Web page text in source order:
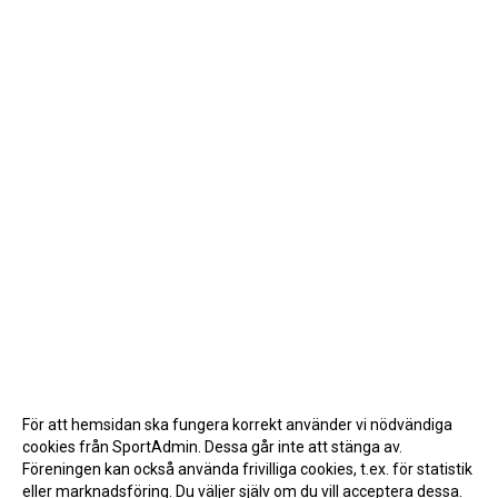
För att hemsidan ska fungera korrekt använder vi nödvändiga
cookies från SportAdmin. Dessa går inte att stänga av.
Föreningen kan också använda frivilliga cookies, t.ex. för statistik
eller marknadsföring. Du väljer själv om du vill acceptera dessa.